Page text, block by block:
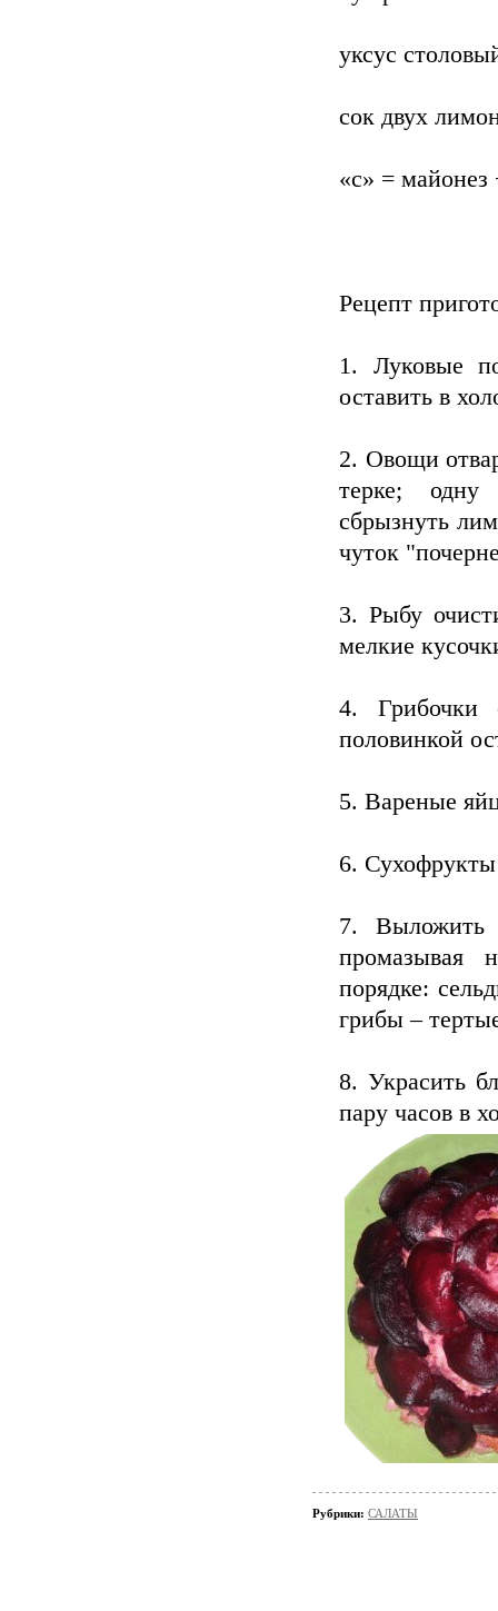
уксус
сок двух
«с» = майонез
Рецепт
1. Луковые
оставить в
2. Овощи
терке; одну
сбрызнуть
чуток
3. Рыбу
мелкие
4. Грибочки
половинкой
5. Вареные
6.
7. Выложить
промазывая
порядке:
грибы –
8. Украсить
пару часов в
Рубрики: САЛАТЫ